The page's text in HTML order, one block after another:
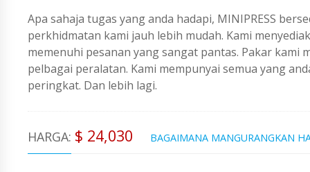
Apa sahaja tugas yang anda hadapi, MINIPRESS
perkhidmatan kami jauh lebih mudah. Kami
memenuhi pesanan yang sangat pantas. Pakar
pelbagai peralatan. Kami mempunyai semua yang
peringkat. Dan lebih lagi.
HARGA: $ 24,030 BAGAIMANA MANGURANGKAN